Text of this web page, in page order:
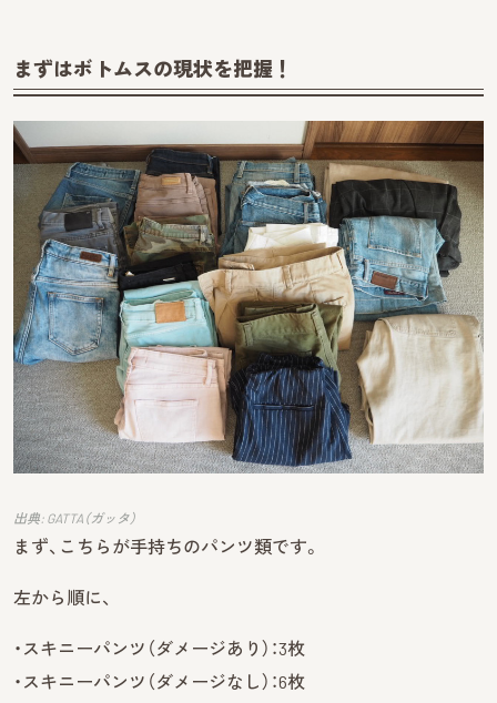
まずはボトムスの現状を把握！
出典: GATTA（ガッタ）
まず、こちらが手持ちのパンツ類です。
左から順に、
・スキニーパンツ（ダメージあり）：3枚
・スキニーパンツ（ダメージなし）：6枚